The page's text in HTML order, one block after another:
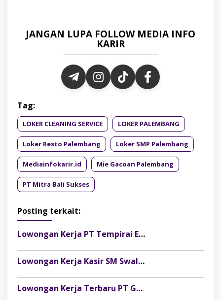
JANGAN LUPA FOLLOW MEDIA INFO
KARIR
Tag:
LOKER CLEANING SERVICE LOKER PALEMBANG
Loker Resto Palembang Loker SMP Palembang
Mediainfokarir.id Mie Gacoan Palembang
PT Mitra Bali Sukses
Posting terkait:
Lowongan Kerja PT Tempirai Energy Resources Site Musi Banyuasin
Lowongan Kerja Kasir SM Swalayan Lubuklinggau (SM Group)
Lowongan Kerja Terbaru PT Gelora Citra Kimia Abadi Palembang